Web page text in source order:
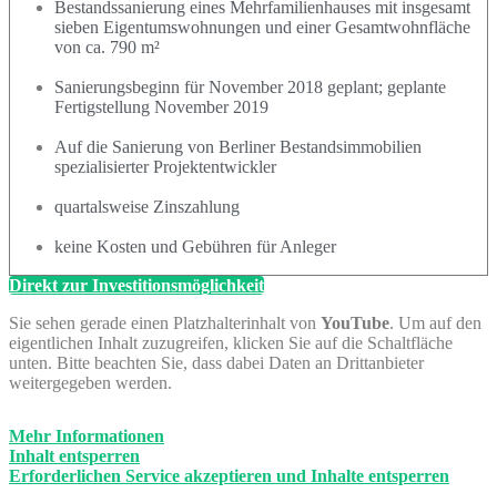
Bestandssanierung eines Mehrfamilienhauses mit insgesamt
sieben Eigentumswohnungen und einer Gesamtwohnfläche
von ca. 790 m²
Sanierungsbeginn für November 2018 geplant; geplante
Fertigstellung November 2019
Auf die Sanierung von Berliner Bestandsimmobilien
spezialisierter Projektentwickler
quartalsweise Zinszahlung
keine Kosten und Gebühren für Anleger
Direkt zur Investitionsmöglichkeit
Sie sehen gerade einen Platzhalterinhalt von YouTube. Um auf den
eigentlichen Inhalt zuzugreifen, klicken Sie auf die Schaltfläche
unten. Bitte beachten Sie, dass dabei Daten an Drittanbieter
weitergegeben werden.
Mehr Informationen
Inhalt entsperren
Erforderlichen Service akzeptieren und Inhalte entsperren